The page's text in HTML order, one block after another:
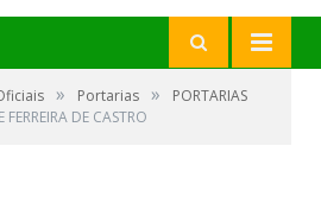
» Portarias »
PORTARIAS
DE CASTRO